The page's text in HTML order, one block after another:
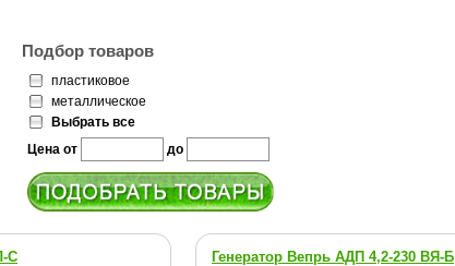
Подбор товаров
пластиковое
металлическое
Выбрать все
Цена от
до
С Генератор Вепрь АДП 4,2-230 ВЯ-Б